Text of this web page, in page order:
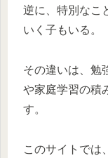
逆に、特別なこ
いく子もいる。
その違いは、勉
や家庭学習の積
す。
このサイトでは、